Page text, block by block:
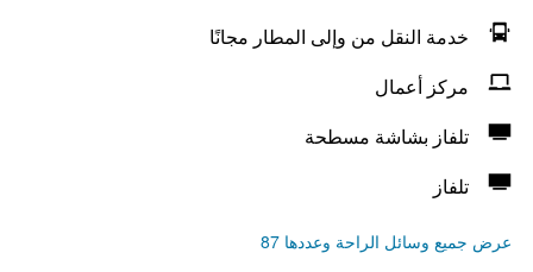
خدمة النقل من وإلى المطار مجانًا
مركز أعمال
تلفاز بشاشة مسطحة
تلفاز
عرض جميع وسائل الراحة وعددها 87